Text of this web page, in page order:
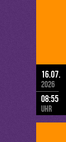
16.07.
2026
08:55
Uhr